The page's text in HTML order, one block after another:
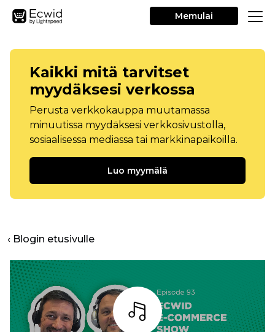
Memulai
Kaikki mitä tarvitset
myydäksesi verkossa
Perusta verkkokauppa muutamassa
minuutissa myydäksesi verkkosivustolla,
sosiaalisessa mediassa tai markkinapaikoilla.
Luo myymälä
‹ Blogin etusivulle